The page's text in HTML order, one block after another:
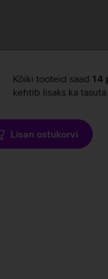
Kõiki tooteid saad 14
kehtib lisaks ka tasuta
Lisan ostukorvi